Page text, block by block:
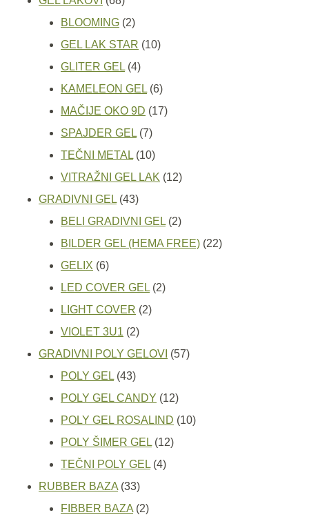
proizvoda
BLOOMING 22
proizvoda
GEL LAK STAR 1010
GLITER GEL 44
proizvoda
KAMELEON GEL 66
proizvoda
MAČIJE OKO 9D 1717
SPAJDER GEL 77
proizvoda
TEČNI METAL 1010
proizvoda
VITRAŽNI GEL LAK 1212
GRADIVNI GEL 4343
proizvoda
BELI GRADIVNI GEL 22
proizvoda
BILDER GEL (HEMA FREE) 2222
GELIX 66
proizvoda
LED COVER GEL 22
LIGHT COVER 22
VIOLET 3U1 22
proizvoda
GRADIVNI POLY GELOVI 5757
POLY GEL 4343
proizvoda
POLY GEL CANDY 1212
proizvoda
POLY GEL ROSALIND 1010
POLY ŠIMER GEL 1212
TEČNI POLY GEL 44
RUBBER BAZA 3333
proizvoda
FIBBER BAZA 22